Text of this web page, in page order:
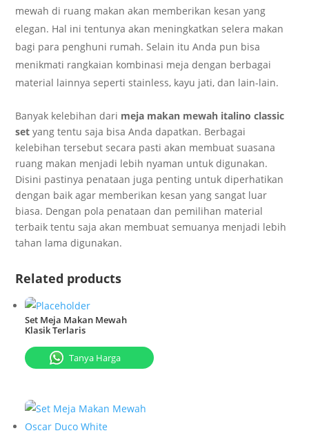
mewah di ruang makan akan memberikan kesan yang
elegan. Hal ini tentunya akan meningkatkan selera makan
bagi para penghuni rumah. Selain itu Anda pun bisa
menikmati rangkaian kombinasi meja dengan berbagai
material lainnya seperti stainless, kayu jati, dan lain-lain.
Banyak kelebihan dari meja makan mewah italino classic
setyang tentu saja bisa Anda dapatkan. Berbagai
kelebihan tersebut secara pasti akan membuat suasana
ruang makan menjadi lebih nyaman untuk digunakan.
Disini pastinya penataan juga penting untuk diperhatikan
dengan baik agar memberikan kesan yang sangat luar
biasa. Dengan pola penataan dan pemilihan material
terbaik tentu saja akan membuat semuanya menjadi lebih
tahan lama digunakan.
Related products
Set Meja Makan Mewah
Klasik Terlaris
Tanya Harga